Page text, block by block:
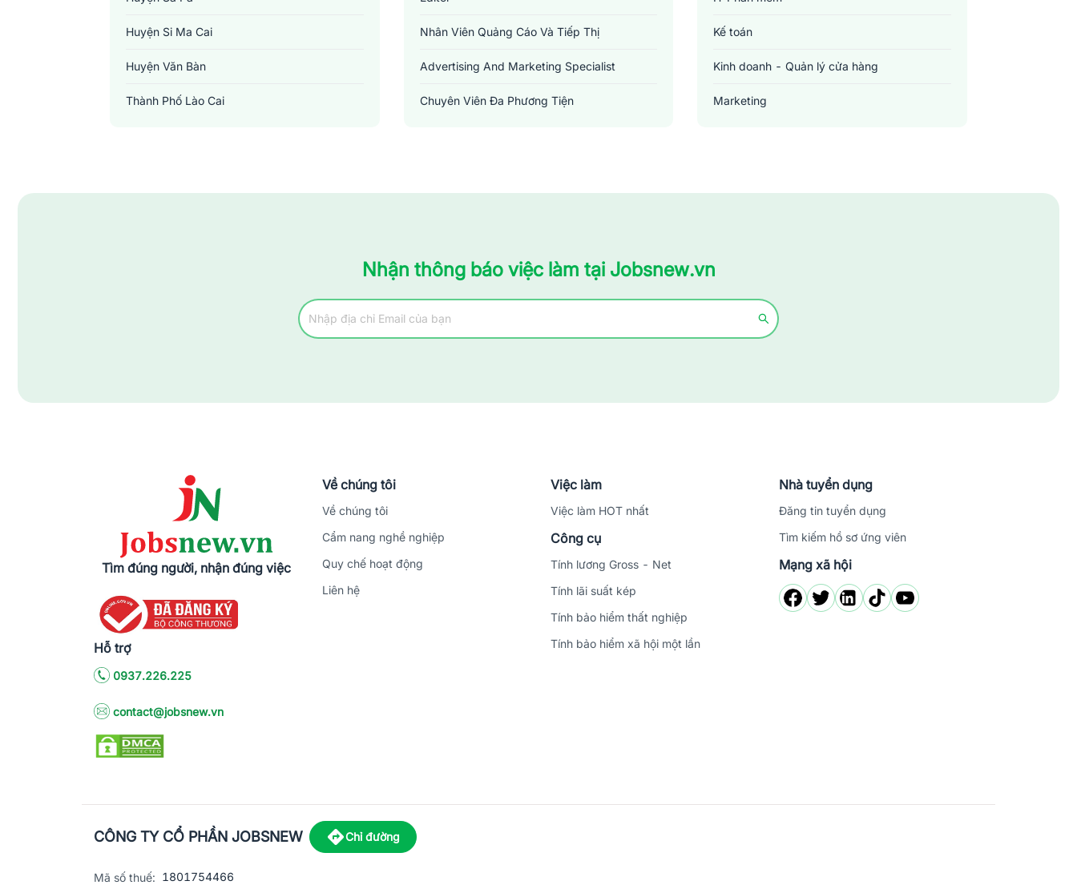
Huyện Si Ma Cai
Huyện Văn Bàn
Thành Phố Lào Cai
Nhân Viên Quảng Cáo Và Tiếp Thị
Advertising And Marketing Specialist
Chuyên Viên Đa Phương Tiện
Kế toán
Kinh doanh - Quản lý cửa hàng
Marketing
Nhận thông báo việc làm tại Jobsnew.vn
Tìm đúng người, nhận đúng việc
Hỗ trợ
0937.226.225
contact@jobsnew.vn
Về chúng tôi
Về chúng tôi
Cẩm nang nghề nghiệp
Quy chế hoạt động
Liên hệ
Việc làm
Việc làm HOT nhất
Công cụ
Tính lương Gross - Net
Tính lãi suất kép
Tính bảo hiểm thất nghiệp
Tính bảo hiểm xã hội một lần
Nhà tuyển dụng
Đăng tin tuyển dụng
Tìm kiếm hồ sơ ứng viên
Mạng xã hội
CÔNG TY CỔ PHẦN JOBSNEW Chỉ đường
Mã số thuế: 1801754466